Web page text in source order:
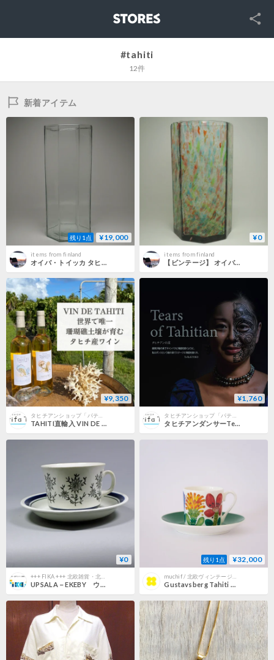
SNS
#tahiti
12件
新着アイテム
残り1点 ¥19,000
items from finland
オイバ・トイッカ タヒチ フラワーベース クリア Oiva Toikka Tahiti flowervase
¥0
items from finland
【ビンテージ】 オイバ・トイッカ タヒチ フラワーベース ユニーク Oiva Toikka Tahiti flowervase
¥9,350
TAHITI直輸入 VIN DE TAHITI（ヴァン・ド・タヒチ）｜ランギロア島産 白ワイン 【20歳以上購入可】
¥1,760
タヒチアンダンサーTe Ra KYOKOによる自伝小説 タヒチアンの涙「Tears of Tahitian」
¥0
+++ FIKA +++ 北欧雑貨・北欧ヴィンテージの通販ショップ
UPSALA－EKEBY ウプサラ・エクビー Tahiti/タヒチ カップ＆ソーサー
残り1点 ¥32,000
muchif / 北欧ヴィンテージ食器店
Gustavsberg Tahiti タヒチ コーヒーカップ